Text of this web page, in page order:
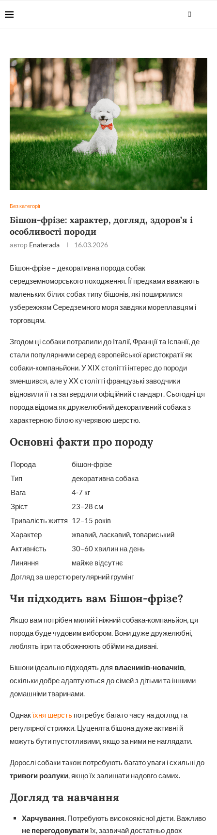
Без категорії
Бішон-фрізе: характер, догляд, здоров’я і
особливості породи
автор Enaterada 16.03.2026
Бішон-фрізе – декоративна порода собак
середземноморського походження. Її предками вважають
маленьких білих собак типу бішонів, які поширилися
узбережжям Середземного моря завдяки мореплавцям і
торговцям.
Згодом ці собаки потрапили до Італії, Франції та Іспанії, де
стали популярними серед європейської аристократії як
собаки-компаньйони. У XIX столітті інтерес до породи
зменшився, але у XX столітті французькі заводчики
відновили її та затвердили офіційний стандарт. Сьогодні ця
порода відома як дружелюбний декоративний собака з
характерною білою кучерявою шерстю.
Основні факти про породу
Порода
бішон-фрізе
Тип
декоративна собака
Вага
4-7 кг
Зріст
23–28 см
Тривалість життя 12–15 років
Характер
жвавий, ласкавий, товариський
Активність
30–60 хвилин на день
Линяння
майже відсутнє
Догляд за шерстюрегулярний грумінг
Чи підходить вам Бішон-фрізе?
Якщо вам потрібен милий і ніжний собака-компаньйон, ця
порода буде чудовим вибором. Вони дуже дружелюбні,
люблять ігри та обожнюють обійми на дивані.
Бішони ідеально підходять для власників-новачків,
оскільки добре адаптуються до сімей з дітьми та іншими
домашніми тваринами.
Однакїхня шерсть потребує багато часу на догляд та
регулярної стрижки. Цуценята бішона дуже активні й
можуть бути пустотливими, якщо за ними не наглядати.
Дорослі собаки також потребують багато уваги і схильні до
тривоги розлуки, якщо їх залишати надовго самих.
Догляд та навчання
Харчування. Потребують високоякісної дієти. Важливо
не перегодовуватиїх, зазвичай достатньо двох